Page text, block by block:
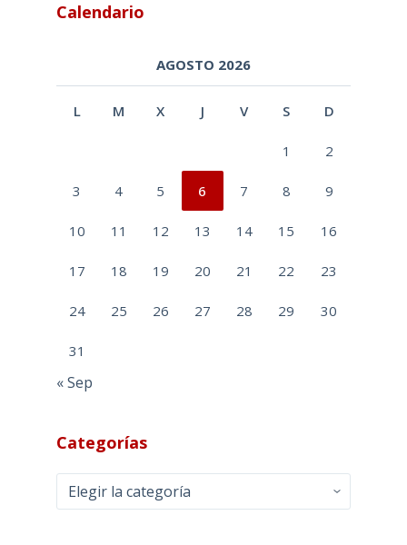
Calendario
AGOSTO 2026
L M X J V S D
1 2
3 4 5 6 7 8 9
10 11 12 13 14 15 16
17 18 19 20 21 22 23
24 25 26 27 28 29 30
31
« Sep
Categorías
Categorías